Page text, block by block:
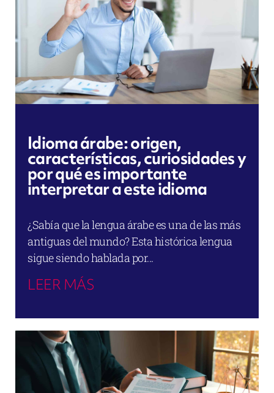
Idioma árabe: origen,
características, curiosidades y
por qué es importante
interpretar a este idioma
¿Sabía que la lengua árabe es una de las más
antiguas del mundo? Esta histórica lengua
sigue siendo hablada por...
LEER MÁS